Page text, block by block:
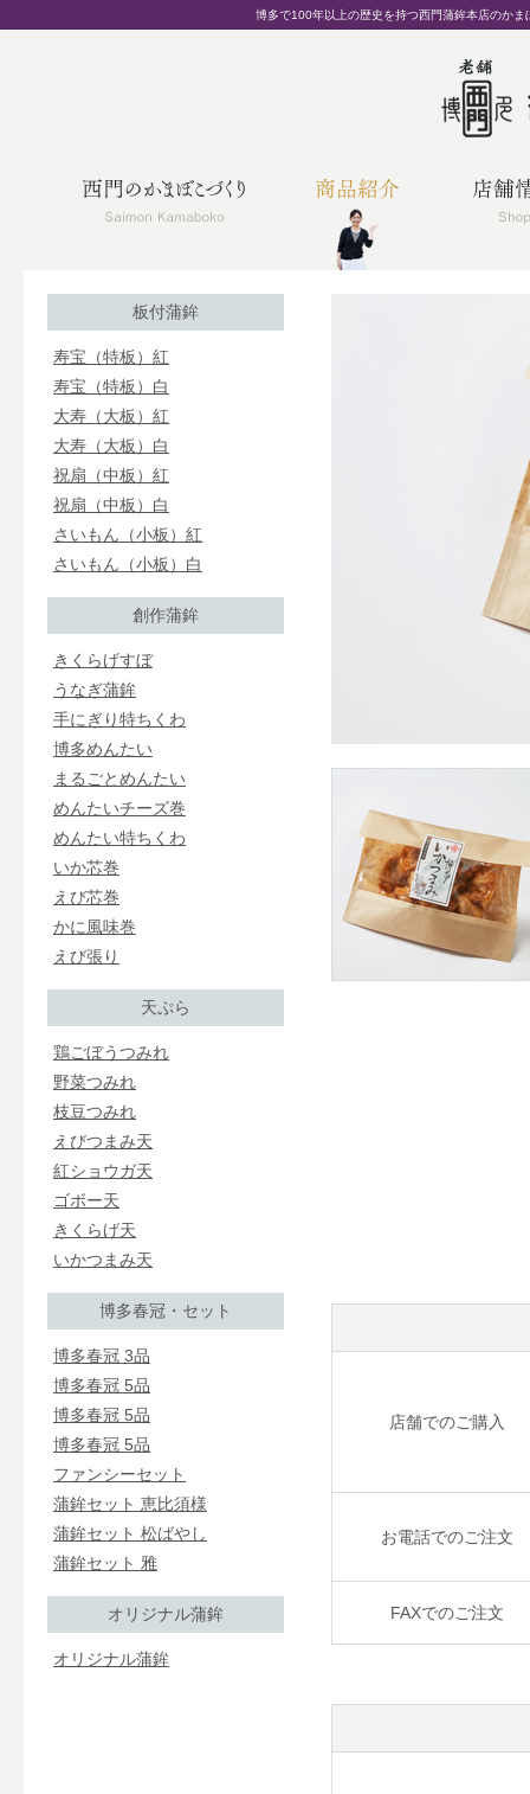
博多で100年以上の歴史を持つ西門蒲鉾本店のか
板付蒲鉾
寿宝（特板）紅
寿宝（特板）白
大寿（大板）紅
大寿（大板）白
祝扇（中板）紅
祝扇（中板）白
さいもん（小板）紅
さいもん（小板）白
創作蒲鉾
きくらげすぼ
うなぎ蒲鉾
手にぎり特ちくわ
博多めんたい
まるごとめんたい
めんたいチーズ巻
めんたい特ちくわ
いか芯巻
えび芯巻
かに風味巻
えび張り
天ぷら
鶏ごぼうつみれ
野菜つみれ
枝豆つみれ
えびつまみ天
紅ショウガ天
ゴボー天
きくらげ天
いかつまみ天
博多春冠・セット
博多春冠 3品
博多春冠 5品
博多春冠 5品
博多春冠 5品
ファンシーセット
蒲鉾セット 恵比須様
蒲鉾セット 松ばやし
蒲鉾セット 雅
オリジナル蒲鉾
オリジナル蒲鉾
店舗でのご購入
お電話でのご注文
FAXでのご注文